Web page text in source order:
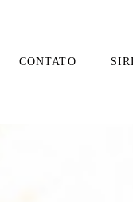
CONTATO